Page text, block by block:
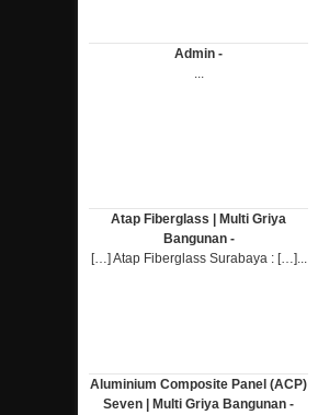
Admin -
...
Atap Fiberglass | Multi Griya
Bangunan -
[…] Atap Fiberglass Surabaya : […]...
Aluminium Composite Panel (ACP)
Seven | Multi Griya Bangunan -